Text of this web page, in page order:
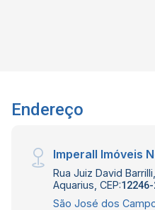
segurança com ronda e
Interessados falar a
(WhatsApp)
Endereço
Imperall Imóveis
Rua Juiz David
Aquarius, CEP:
São José dos